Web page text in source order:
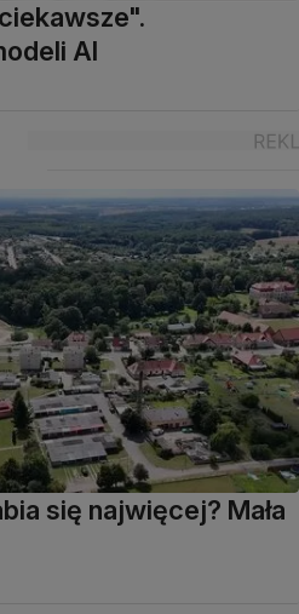
AI
się najwięcej? Mała